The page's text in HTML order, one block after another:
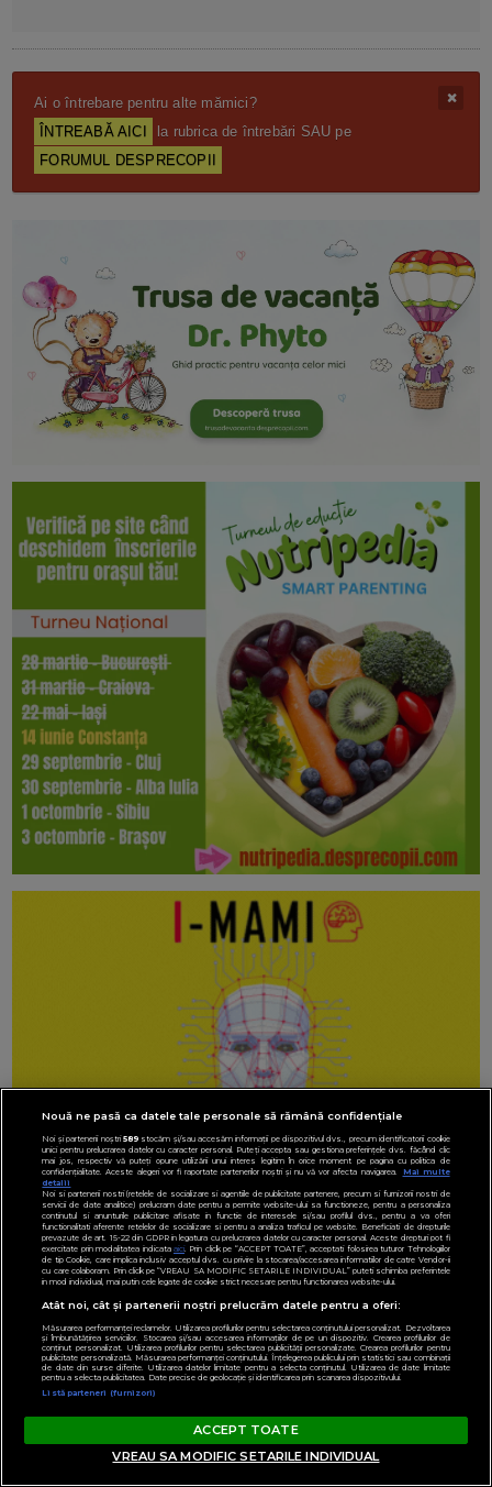
Ai o întrebare pentru alte mămici?
ÎNTREABĂ AICI
la rubrica de întrebări SAU pe
FORUMUL DESPRECOPII
Nouă ne pasă ca datele tale personale să rămână confidențiale
Noi și partenerii noștri589stocăm și/sau accesăm informații pe dispozitivul dvs., precum identificatorii cookie
unici pentru prelucrarea datelor cu caracter personal. Puteți accepta sau gestiona preferințele dvs. făcând clic
mai jos, respectiv vă puteți opune utilizării unui interes legitim în orice moment pe pagina cu politica de
confidențialitate. Aceste alegeri vor fi raportate partenerilor noștri și nu vă vor afecta navigarea.
Mai multe
detalii
Noi si partenerii nostri (retelele de socializare si agentiile de publicitate partenere, precum si furnizorii nostri de
servicii de date analitice) prelucram date pentru a permite website-ului sa functioneze, pentru a personaliza
continutul si anunturile publicitare afisate in functie de interesele si/sau profilul dvs., pentru a va oferi
functionalitati aferente retelelor de socializare si pentru a analiza traficul pe website. Beneficiati de drepturile
prevazute de art. 15-22 din GDPR in legatura cu prelucrarea datelor cu caracter personal. Aceste drepturi pot fi
exercitate prin modalitatea indicataaici. Prin click pe “ACCEPT TOATE”, acceptati folosirea tuturor Tehnologiilor
de tip Cookie, care implica inclusiv acceptul dvs. cu privire la stocarea/accesarea informatiilor de catre Vendor-ii
cu care colaboram. Prin click pe “VREAU SA MODIFIC SETARILE INDIVIDUAL” puteti schimba preferintele
in mod individual, mai putin cele legate de cookie strict necesare pentru functionarea website-ului.
Atât noi, cât și partenerii noștri prelucrăm datele pentru a oferi:
Măsurarea performanței reclamelor. Utilizarea profilurilor pentru selectarea conținutului personalizat. Dezvoltarea
și îmbunătățirea serviciilor. Stocarea și/sau accesarea informațiilor de pe un dispozitiv. Crearea profilurilor de
conținut personalizat. Utilizarea profilurilor pentru selectarea publicității personalizate. Crearea profilurilor pentru
publicitate personalizată. Măsurarea performanței conținutului. Înțelegerea publicului prin statistici sau combinații
de date din surse diferite. Utilizarea datelor limitate pentru a selecta conținutul. Utilizarea de date limitate
pentru a selecta publicitatea. Date precise de geolocație și identificarea prin scanarea dispozitivului.
Listă parteneri (furnizori)
ACCEPT TOATE
VREAU SA MODIFIC SETARILE INDIVIDUAL